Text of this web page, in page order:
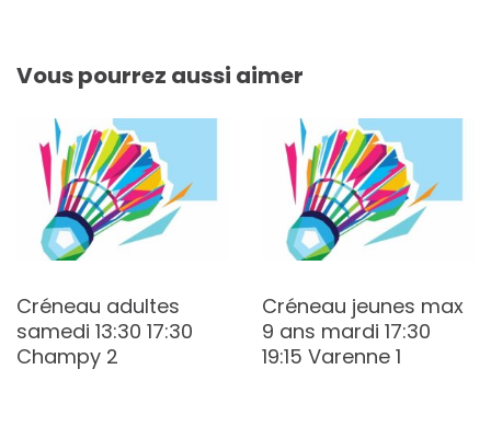
Vous pourrez aussi aimer
Créneau adultes
samedi 13:30 17:30
Champy 2
Créneau jeunes max
9 ans mardi 17:30
19:15 Varenne 1